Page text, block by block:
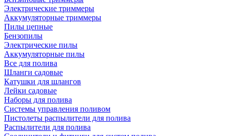
Электрические триммеры
Аккумуляторные триммеры
Пилы цепные
Бензопилы
Электрические пилы
Аккумуляторные пилы
Все для полива
Шланги садовые
Катушки для шлангов
Лейки садовые
Наборы для полива
Системы управления поливом
Пистолеты распылители для полива
Распылители для полива